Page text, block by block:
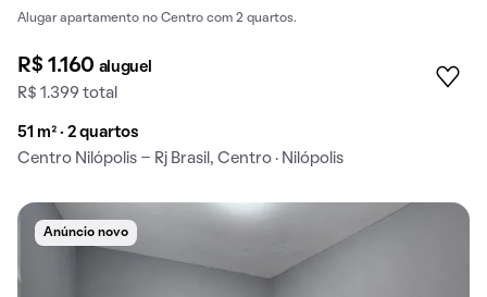
Alugar apartamento no Centro com 2 quartos.
R$ 1.160 aluguel
R$ 1.399 total
51 m² · 2 quartos
Centro Nilópolis - Rj Brasil, Centro · Nilópolis
Anúncio novo